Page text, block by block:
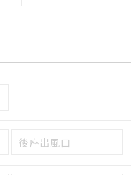
後座出風口